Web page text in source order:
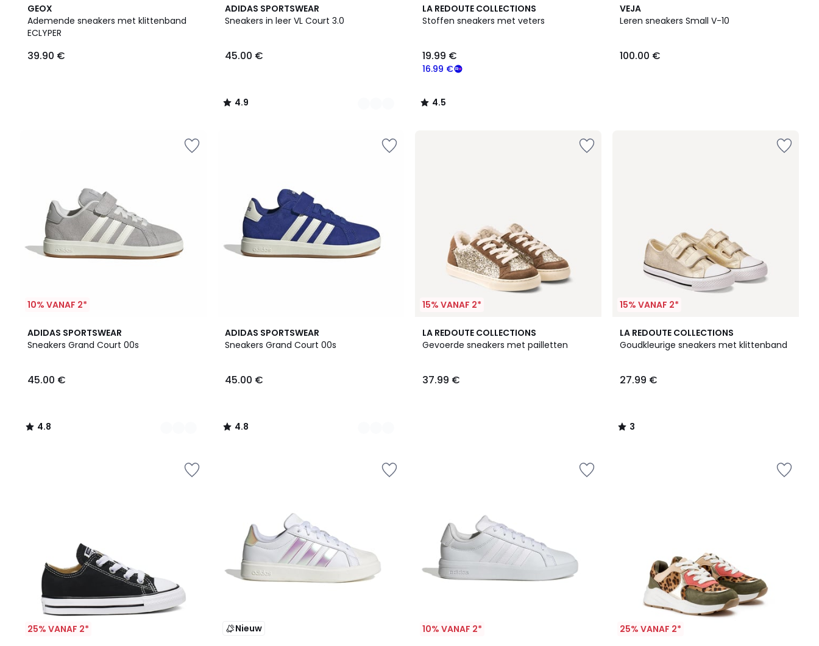
GEOX
Ademende sneakers met klittenband
ECLYPER
39.90 €
ADIDAS SPORTSWEAR
Sneakers in leer VL Court 3.0
45.00 €
4.9
/ 5
4
Kleuren
4.9
/
LA REDOUTE COLLECTIONS
Stoffen sneakers met veters
16.99 €
19.99 €
4.5
/ 5
4.5
/
VEJA
Leren sneakers Small V-10
100.00 €
10% VANAF 2*
ADIDAS SPORTSWEAR
Sneakers Grand Court 00s
45.00 €
4.8
/ 5
4
Kleuren
4.8
/
ADIDAS SPORTSWEAR
Sneakers Grand Court 00s
45.00 €
4.8
/ 5
3
Kleuren
4.8
/
15% VANAF 2*
LA REDOUTE COLLECTIONS
Gevoerde sneakers met pailletten
37.99 €
15% VANAF 2*
LA REDOUTE COLLECTIONS
Goudkleurige sneakers met klittenband
27.99 €
3
/
3
/
25% VANAF 2* Nieuw 10% VANAF 2* 25% VANAF 2*